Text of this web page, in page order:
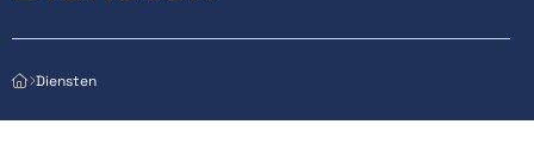
Diensten